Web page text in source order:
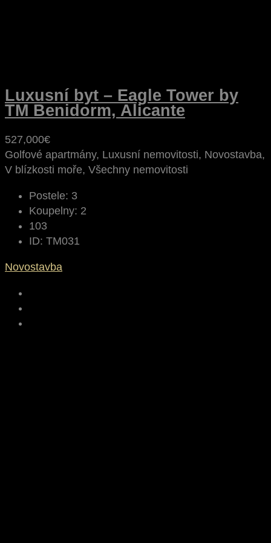
Luxusní byt – Eagle Tower by
TM Benidorm, Alicante
527,000€
Golfové apartmány, Luxusní nemovitosti, Novostavba,
V blízkosti moře, Všechny nemovitosti
Postele: 3
Koupelny: 2
103
ID: TM031
Novostavba